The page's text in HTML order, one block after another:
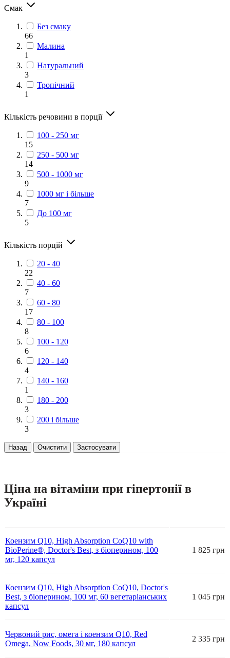
Смак
Без смаку
66
Малина
1
Натуральний
3
Тропічний
1
Кількість речовини в порції
100 - 250 мг
15
250 - 500 мг
14
500 - 1000 мг
9
1000 мг і більше
7
До 100 мг
5
Кількість порцій
20 - 40
22
40 - 60
7
60 - 80
17
80 - 100
8
100 - 120
6
120 - 140
4
140 - 160
1
180 - 200
3
200 і більше
3
Назад Очистити Застосувати
Ціна на вітаміни при гіпертонії в
Україні
Коензим Q10, High Absorption CoQ10 with
BioPerine®, Doctor's Best, з біоперином, 100
мг, 120 капсул
1 825 грн
Коензим Q10, High Absorption CoQ10, Doctor's
Best, з біоперином, 100 мг, 60 вегетаріанських
капсул
1 045 грн
Червоний рис, омега і коензим Q10, Red
Omega, Now Foods, 30 мг, 180 капсул
2 335 грн